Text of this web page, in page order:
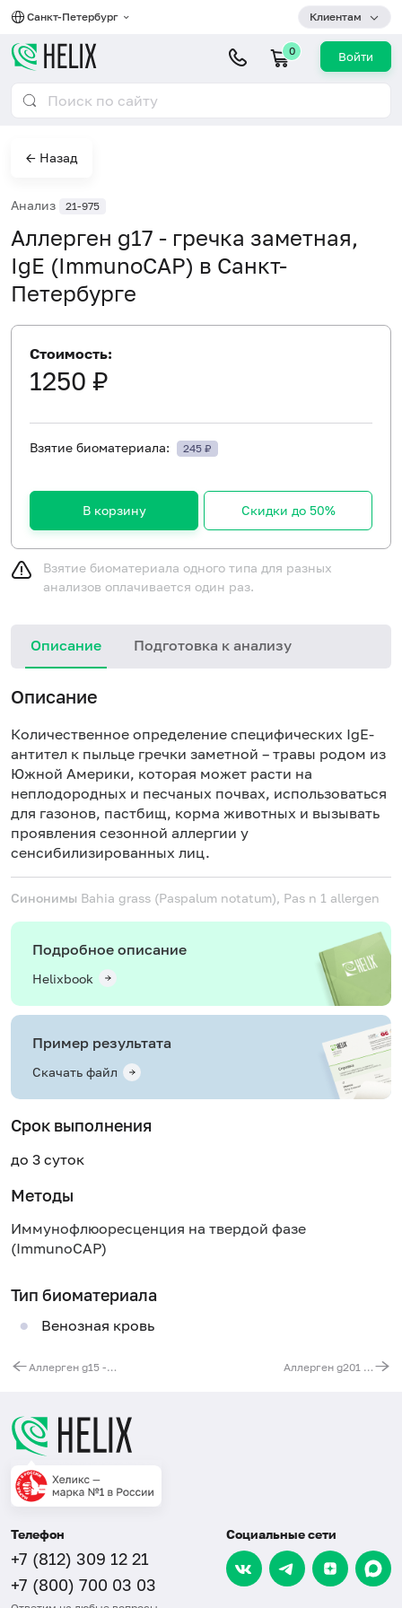
Санкт-Петербург Клиентам
0 Войти
← Назад
Анализ 21-975
Аллерген g17 - гречка заметная,
IgE (ImmunoCAP) в Санкт-
Петербурге
Стоимость:
1250 ₽
Взятие биоматериала: 245 ₽
В корзину Скидки до 50%
Взятие биоматериала одного типа для разных
анализов оплачивается один раз.
Описание Подготовка к анализу
Описание
Количественное определение специфических IgE-
антител к пыльце гречки заметной – травы родом из
Южной Америки, которая может расти на
неплодородных и песчаных почвах, использоваться
для газонов, пастбищ, корма животных и вызывать
проявления сезонной аллергии у
сенсибилизированных лиц.
Синонимы Bahia grass (Paspalum notatum), Pas n 1 allergen
Подробное описание
Helixbook
Пример результата
Скачать файл
Срок выполнения
до 3 суток
Методы
Иммунофлюоресценция на твердой фазе
(ImmunoCAP)
Тип биоматериала
Венозная кровь
Аллерген g15 - пшеница посевная, IgE (ImmunoCAP) Аллерген g201 - ячмень (пыльца), IgE (ImmunoCAP)
Телефон
+7 (812) 309 12 21
+7 (800) 700 03 03
Социальные сети